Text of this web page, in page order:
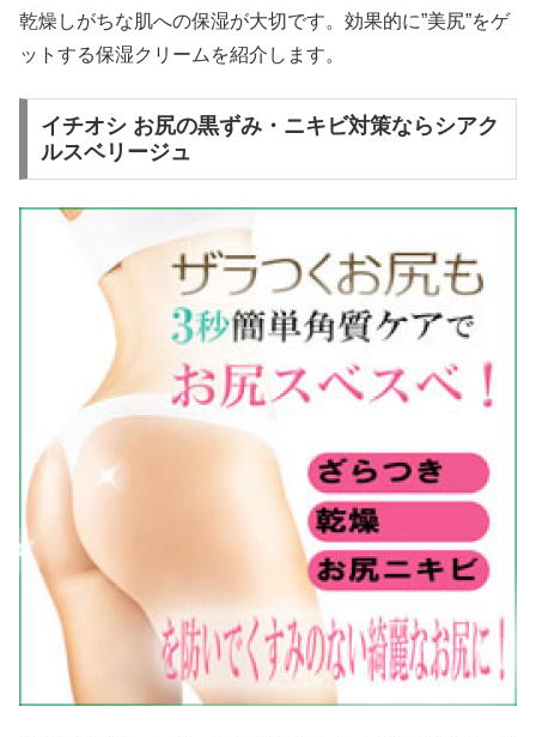
乾燥しがちな肌への保湿が大切です。効果的に”美尻”をゲ
ットする保湿クリームを紹介します。
イチオシ お尻の黒ずみ・ニキビ対策ならシアク
ルスベリージュ